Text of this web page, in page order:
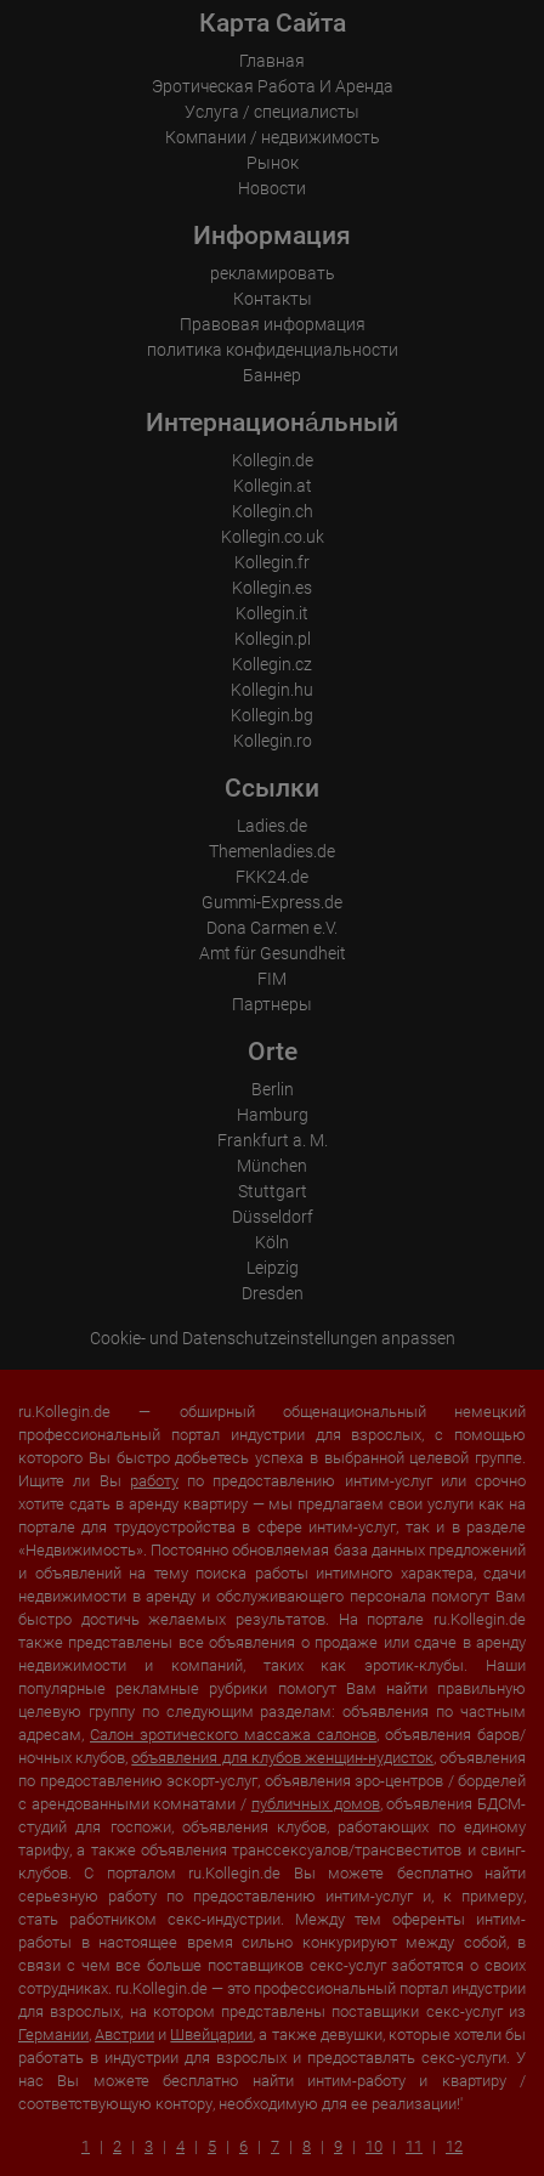
Origin (country and city)
Device (PC, tablet PC or smartphone)
Browser and any add-ons used
Resolution of the computer
Visitor source (Facebook, search engine, or referring website)
Which files were downloaded?
Were any advertising banners clicked?
portal or did he leave it completely?
How long did the visitor stay?
Карта Сайта
Главная
Эротическая Pабота И Аренда
Услуга / специалисты
Компании / недвижимость
Рынок
Новости
Информация
рекламировать
Контакты
Правовая информация
политика конфиденциальности
Баннер
Интернациона́льный
Kollegin.de
Kollegin.at
Kollegin.ch
Kollegin.co.uk
Kollegin.fr
Kollegin.es
Kollegin.it
Kollegin.pl
Kollegin.cz
Kollegin.hu
Kollegin.bg
Kollegin.ro
Ссылки
Ladies.de
Themenladies.de
FKK24.de
Gummi-Express.de
Dona Carmen e.V.
Amt für Gesundheit
FIM
Партнеры
Orte
Berlin
Hamburg
Frankfurt a. M.
München
Stuttgart
Düsseldorf
Köln
Leipzig
Dresden
Cookie- und Datenschutzeinstellungen anpassen
ru.Kollegin.de — обширный общенациональный немецкий
профессиональный портал индустрии для взрослых, с помощью
которого Вы быстро добьетесь успеха в выбранной целевой группе.
Ищите ли Вы работупо предоставлению интим-услуг или срочно
хотите сдать в аренду квартиру — мы предлагаем свои услуги как на
портале для трудоустройства в сфере интим-услуг, так и в разделе
«Недвижимость». Постоянно обновляемая база данных предложений
и объявлений на тему поиска работы интимного характера, сдачи
недвижимости в аренду и обслуживающего персонала помогут Вам
быстро достичь желаемых результатов. На портале ru.Kollegin.de
также представлены все объявления о продаже или сдаче в аренду
недвижимости и компаний, таких как эротик-клубы. Наши
популярные рекламные рубрики помогут Вам найти правильную
целевую группу по следующим разделам: объявления по частным
адресам, Салон эротического массажа салонов, объявления баров/
ночных клубов,объявления для клубов женщин-нудисток, объявления
по предоставлению эскорт-услуг, объявления эро-центров / борделей
с арендованными комнатами / публичных домов, объявления БДСМ-
студий для госпожи, объявления клубов, работающих по единому
тарифу, а также объявления транссексуалов/трансвеститов и свинг-
клубов. С порталом ru.Kollegin.de Вы можете бесплатно найти
серьезную работу по предоставлению интим-услуг и, к примеру,
стать работником секс-индустрии. Между тем оференты интим-
работы в настоящее время сильно конкурируют между собой, в
связи с чем все больше поставщиков секс-услуг заботятся о своих
сотрудниках. ru.Kollegin.de — это профессиональный портал индустрии
для взрослых, на котором представлены поставщики секс-услуг из
Германии,Австрии и Швейцарии, а также девушки, которые хотели бы
работать в индустрии для взрослых и предоставлять секс-услуги. У
нас Вы можете бесплатно найти интим-работу и квартиру /
соответствующую контору, необходимую для ее реализации!'
1 2 3 4 5 6 7 8 9 10 11 12